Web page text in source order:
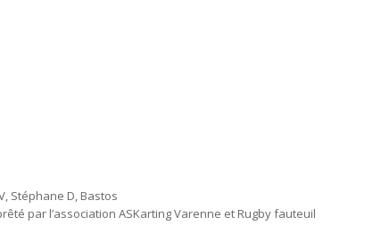
Stéphane D, Bastos
par l’association ASKarting Varenne et Rugby fauteuil